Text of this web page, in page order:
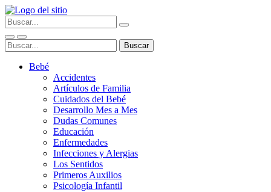
Bebé
Accidentes
Artículos de Familia
Cuidados del Bebé
Desarrollo Mes a Mes
Dudas Comunes
Educación
Enfermedades
Infecciones y Alergias
Los Sentidos
Primeros Auxilios
Psicología Infantil